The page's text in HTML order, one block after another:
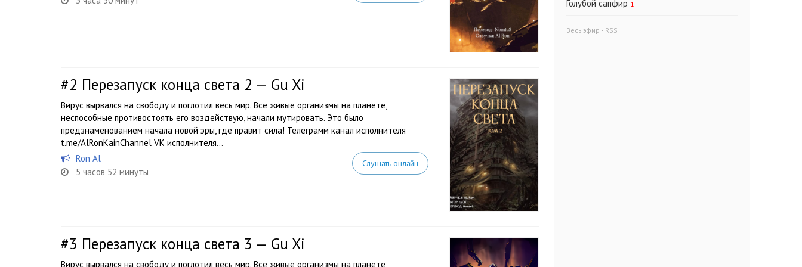
#2 Перезапуск конца света 2 — Gu Xi
Вирус вырвался на свободу и поглотил весь мир. Все живые организмы на планете,
неспособные противостоять его воздействую, начали мутировать. Это было
предзнаменованием начала новой эры, где правит сила! Телеграмм канал исполнителя
t.me/AlRonKainChannel VK исполнителя...
Ron Al
5 часов 52 минуты
Слушать онлайн
#3 Перезапуск конца света 3 — Gu Xi
Вирус вырвался на свободу и поглотил весь мир. Все живые организмы на планете,
Голубой сапфир 1
Весь эфир · RSS